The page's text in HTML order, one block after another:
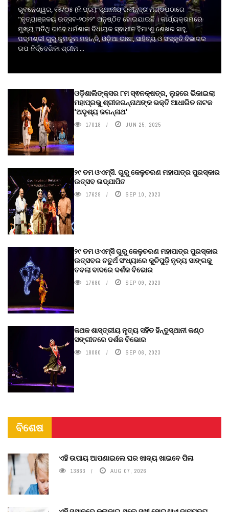
ଭୁବନେଶ୍ୱର, ୧୫/୦୫ (ନି.ପ୍ର.): ସ୍ଥାନୀୟ ରବୀନ୍ଦ୍ର ମଣ୍ଡପଠାରେ
"ନୃତ୍ୟାଞ୍ଜଳୟ ଉତ୍ସବ-୨୦୨୨" ଅନୁଷ୍ଠିତ ହୋଇଯାଇଛି । କାର୍ଯ୍ୟକ୍ରମରେ
ମୁଖ୍ୟ ଅତିଥି ଭାବେ ଧର୍ମଶାଳା ବିଧାୟକ ସ୍ଵାଧୀନ ହିମାଂଶୁ ଶେଖର ସାହୁ,
ପଦ୍ମଶ୍ରୀ ଗୁରୁ କୁମକୁମ ମହାନ୍ତି, ଓଡ଼ିଆ ଭାଷା, ସାହିତ୍ୟ ଓ ସଂସ୍କୃତି ବିଭାଗର
ଉପ-ନିର୍ଦ୍ଦେଶିକା ଶ୍ରୀମ ...
ଓଡ଼ିଶାଲିଙ୍କ୍ସର ୮ମ ସ୍ଵନକ୍ଷତ୍ର, ଲୁହରେ ଭିଜାଇଲା
ମହାପ୍ରଭୁ ଶ୍ରୀଜଗନ୍ନାଥଙ୍କ ଭକ୍ତି ଆଧାରିତ ନାଟକ
‘ଅଦୃଶ୍ୟ ଜଗନ୍ନାଥ‘
17018 JUN 25, 2025
୨୯ ତମ ଓଏମ୍‌ସି. ଗୁରୁ କେଳୁଚରଣ ମହାପାତ୍ର ପୁରସ୍କାର
ଉତ୍ସବ ଉଦ୍‍ଯାପିତ
17629 SEP 10, 2023
୨୯ ତମ ଓଏମ୍‌ସି ଗୁରୁ କେଳୁଚରଣ ମହାପାତ୍ର ପୁରସ୍କାର
ଉତ୍ସବର ଚତୁର୍ଥ ସଂଧ୍ୟାରେ କୁଚିପୁଡ଼ି ନୃତ୍ୟ ସାଙ୍ଗକୁ
ତବଲା ବାଦରେ ଦର୍ଶକ ବିଭୋର
17680 SEP 09, 2023
କଥକ ଶାସ୍ତ୍ରୀୟ ନୃତ୍ୟ ସହିତ ହିନ୍ଦୁସ୍ଥାନୀ କଣ୍ଠ
ସଙ୍ଗୀତରେ ଦର୍ଶକ ବିଭୋର
18080 SEP 06, 2023
ବିଶେଷ
ଏହି ଉପାୟ ଆପଣାଇଲେ ଘର ଖାଦ୍ୟ ଖାଇବେ ପିଲା
13863 AUG 07, 2026